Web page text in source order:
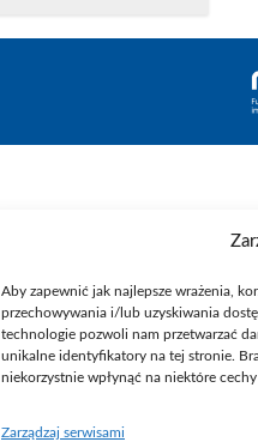
Aby zapewnić jak najlepsze wrażenia,
przechowywania i/lub uzyskiwania
technologie pozwoli nam przetwarzać
unikalne identyfikatory na tej stronie.
niekorzystnie wpłynąć na niektóre
Zarządzaj serwisami